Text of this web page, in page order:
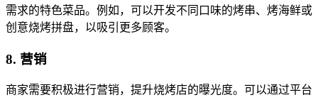
需求的特色菜品。例如，可以开发不同口味的烤串、烤海鲜或
创意烧烤拼盘，以吸引更多顾客。
8. 营销
商家需要积极进行营销，提升烧烤店的曝光度。可以通过平台